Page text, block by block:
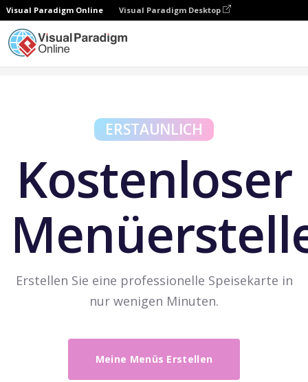
Visual Paradigm Online Visual Paradigm Desktop
ERSTAUNLICH
Kostenloser
Erstellen Sie eine professionelle Speisekarte in
nur wenigen Minuten.
Meine Menüs Erstellen